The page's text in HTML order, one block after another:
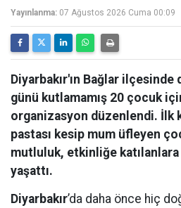
Yayınlanma: 07 Ağustos 2026 Cuma 00:09
Diyarbakır'ın Bağlar
günü kutlamamış 20 çocuk
organizasyon düzenlendi. İlk
pastası kesip mum üfleyen
mutluluk, etkinliğe
yaşattı.
Diyarbakır’da daha önce hiç